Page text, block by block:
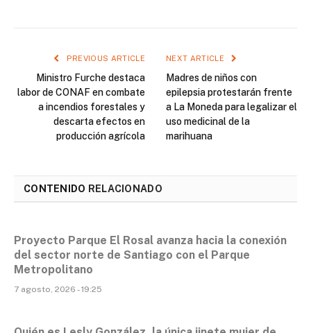
PREVIOUS ARTICLE
Ministro Furche destaca
labor de CONAF en combate
a incendios forestales y
descarta efectos en
producción agrícola
NEXT ARTICLE
Madres de niños con
epilepsia protestarán frente
a La Moneda para legalizar el
uso medicinal de la
marihuana
CONTENIDO RELACIONADO
Proyecto Parque El Rosal avanza hacia la conexión
del sector norte de Santiago con el Parque
Metropolitano
7 agosto, 2026 - 19:25